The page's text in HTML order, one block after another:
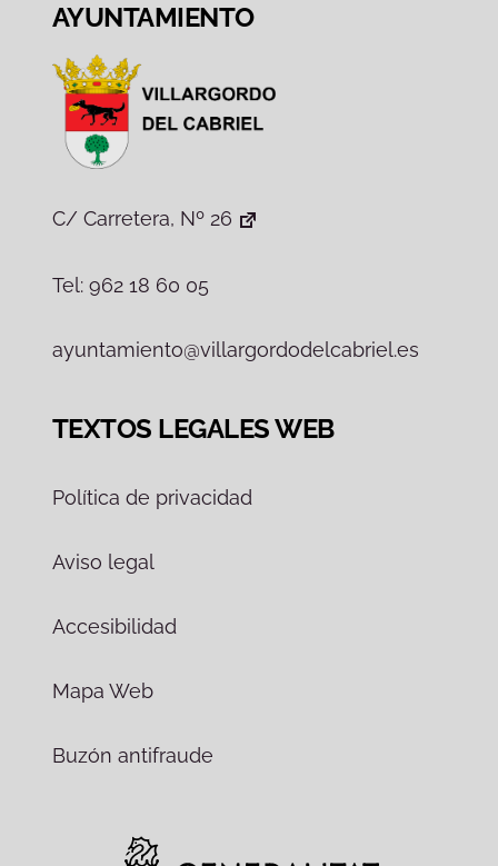
AYUNTAMIENTO
C/ Carretera, Nº 26
Tel: 962 18 60 05
ayuntamiento@villargordodelcabriel.es
TEXTOS LEGALES WEB
Política de privacidad
Aviso legal
Accesibilidad
Mapa Web
Buzón antifraude